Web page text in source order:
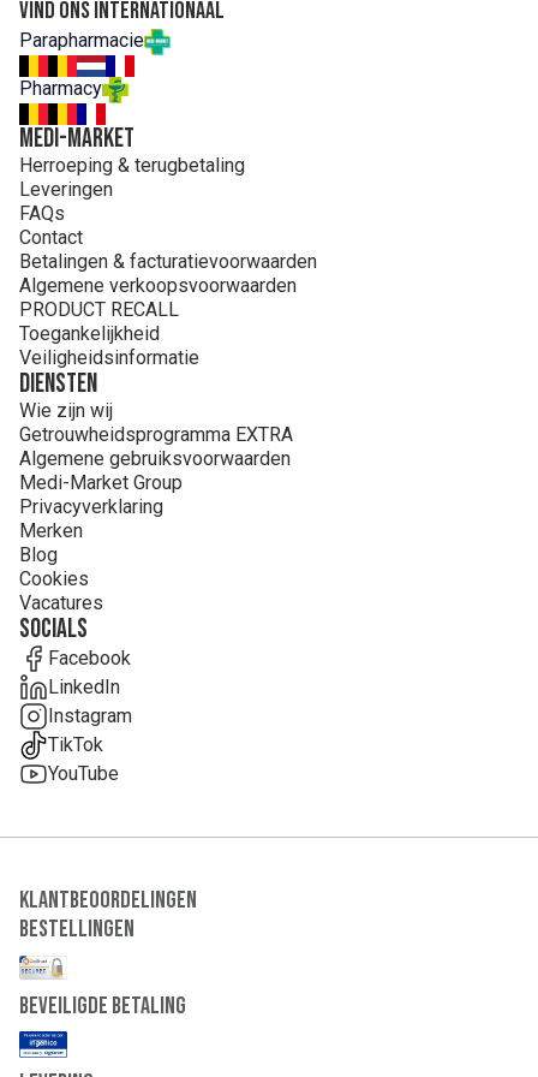
STARCH). PENTYLENE GLYCOL. C12-15 ALKYL BENZOATE.
VP/EICOSENE COPOLYMER. BENZOIC ACID.
CAPRYLIC/CAPRIC TRIGLYCERIDE. CELLULOSE GUM.
FRAGRANCE (PARFUM). GLYCINE SOJA (SOYBEAN) OIL
(GLYCINE SOJA OIL). HELIANTHUS ANNUUS
(SUNFLOWER) SEED OIL (HELIANTHUS ANNUUS SEED
OIL). MICROCRYSTALLINE CELLULOSE. SODIUM
HYDROXIDE. TOCOPHEROL. TOCOPHERYL GLUCOSIDE
Vind ons internationaal
Parapharmacie
Pharmacy
MEDI-MARKET
Herroeping & terugbetaling
Leveringen
FAQs
Contact
Betalingen & facturatievoorwaarden
Algemene verkoopsvoorwaarden
PRODUCT RECALL
Toegankelijkheid
Veiligheidsinformatie
Diensten
Wie zijn wij
Getrouwheidsprogramma EXTRA
Algemene gebruiksvoorwaarden
Medi-Market Group
Privacyverklaring
Merken
Blog
Cookies
Vacatures
Socials
Facebook
LinkedIn
Instagram
TikTok
YouTube
Klantbeoordelingen
Bestellingen
Beveiligde Betaling